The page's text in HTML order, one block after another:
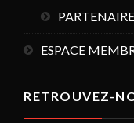
ESPACE
RETROUVEZ-